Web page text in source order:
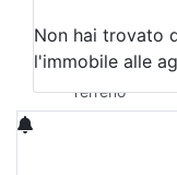
Qualsiasi
Terreno
Terreno
Non hai trovato
l'immobile alle